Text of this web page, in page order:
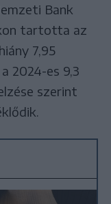
Bank
tartotta az
7,95
2024-es 9,3
szerint